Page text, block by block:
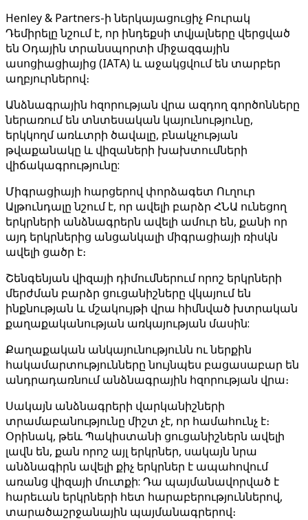
Henley & Partners-ի ներկայացուցիչ Բուրակ
Դեմիրելը նշում է, որ ինդեքսի տվյալները վերցված
են Օդային տրանսպորտի միջազգային
ասոցիացիայից (IATA) և աջակցվում են տարբեր
աղբյուրներով։
Անձնագրային հզորության վրա ազդող գործոնները
ներառում են տնտեսական կայունությունը,
երկկողմ առևտրի ծավալը, բնակչության
թվաքանակը և վիզաների խախտումների
վիճակագրությունը:
Միգրացիայի հարցերով փորձագետ Ուղուր
Ալթունդալը նշում է, որ ավելի բարձր ՀՆԱ ունեցող
երկրների անձնագրերն ավելի ամուր են, քանի որ
այդ երկրներից անցանկալի միգրացիայի ռիսկն
ավելի ցածր է։
Շենգենյան վիզայի դիմումներում որոշ երկրների
մերժման բարձր ցուցանիշները վկայում են
ինքնության և մշակույթի վրա հիմնված խտրական
քաղաքականության առկայության մասին:
Քաղաքական անկայունությունն ու ներքին
հակամարտությունները նույնպես բացասաբար են
անդրադառնում անձնագրային հզորության վրա։
Սակայն անձնագրերի վարկանիշների
տրամաբանությունը միշտ չէ, որ համահունչ է։
Օրինակ, թեև Պակիստանի ցուցանիշներն ավելի
լավն են, քան որոշ այլ երկրներ, սակայն նրա
անձնագիրն ավելի քիչ երկրներ է ապահովում
առանց վիզայի մուտքի: Դա պայմանավորված է
հարեւան երկրների հետ հարաբերություններով,
տարածաշրջանային պայմանագրերով։